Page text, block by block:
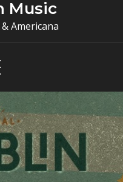
Music
Americana